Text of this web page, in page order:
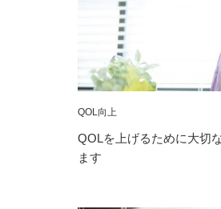
QOL向上
QOLを上げるために大切
ます